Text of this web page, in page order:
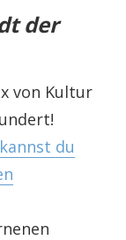
der
von Kultur
du